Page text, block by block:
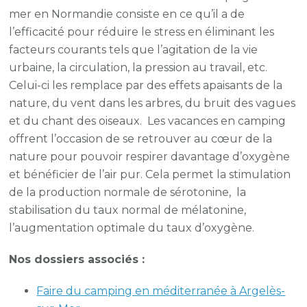
mer en Normandie consiste en ce qu’il a de
l’efficacité pour réduire le stress en éliminant les
facteurs courants tels que l’agitation de la vie
urbaine, la circulation, la pression au travail, etc.
Celui-ci les remplace par des effets apaisants de la
nature, du vent dans les arbres, du bruit des vagues
et du chant des oiseaux. Les vacances en camping
offrent l’occasion de se retrouver au cœur de la
nature pour pouvoir respirer davantage d’oxygène
et bénéficier de l’air pur. Cela permet la stimulation
de la production normale de sérotonine, la
stabilisation du taux normal de mélatonine,
l’augmentation optimale du taux d’oxygène.
Nos dossiers associés :
Faire du camping en méditerranée à Argelès-